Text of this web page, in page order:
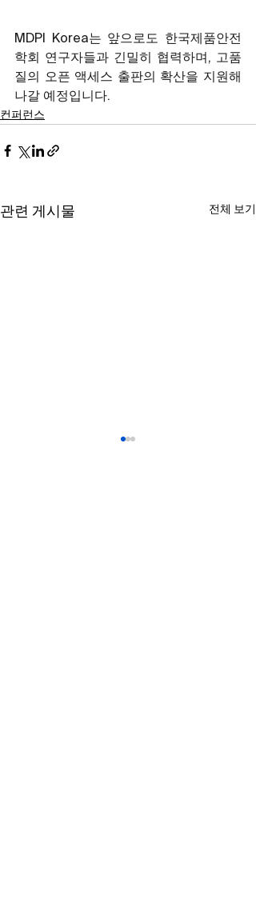
MDPI Korea는 앞으로도 한국제품안전
학회 연구자들과 긴밀히 협력하며, 고품
질의 오픈 액세스 출판의 확산을 지원해
나갈 예정입니다.
컨퍼런스
관련 게시물 전체 보기